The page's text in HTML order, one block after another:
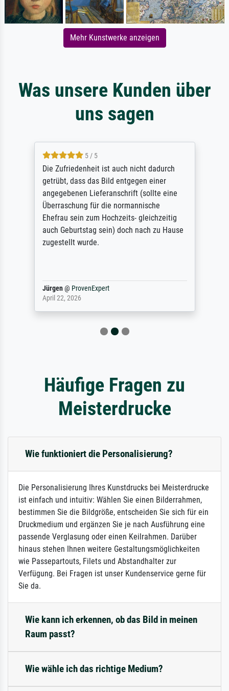
Mehr Kunstwerke anzeigen
Was unsere Kunden über
uns sagen
5 / 5
Die Zufriedenheit ist auch nicht dadurch
getrübt, dass das Bild entgegen einer
angegebenen Lieferanschrift (sollte eine
Überraschung für die normannische
Ehefrau sein zum Hochzeits- gleichzeitig
auch Geburtstag sein) doch nach zu Hause
zugestellt wurde.
Jürgen@ ProvenExpert
April 22, 2026
Häufige Fragen zu
Meisterdrucke
Wie funktioniert die Personalisierung?
Die Personalisierung Ihres Kunstdrucks bei Meisterdrucke
ist einfach und intuitiv: Wählen Sie einen Bilderrahmen,
bestimmen Sie die Bildgröße, entscheiden Sie sich für ein
Druckmedium und ergänzen Sie je nach Ausführung eine
passende Verglasung oder einen Keilrahmen. Darüber
hinaus stehen Ihnen weitere Gestaltungsmöglichkeiten
wie Passepartouts, Filets und Abstandhalter zur
Verfügung. Bei Fragen ist unser Kundenservice gerne für
Sie da.
Wie kann ich erkennen, ob das Bild in meinen
Raum passt?
Wie wähle ich das richtige Medium?